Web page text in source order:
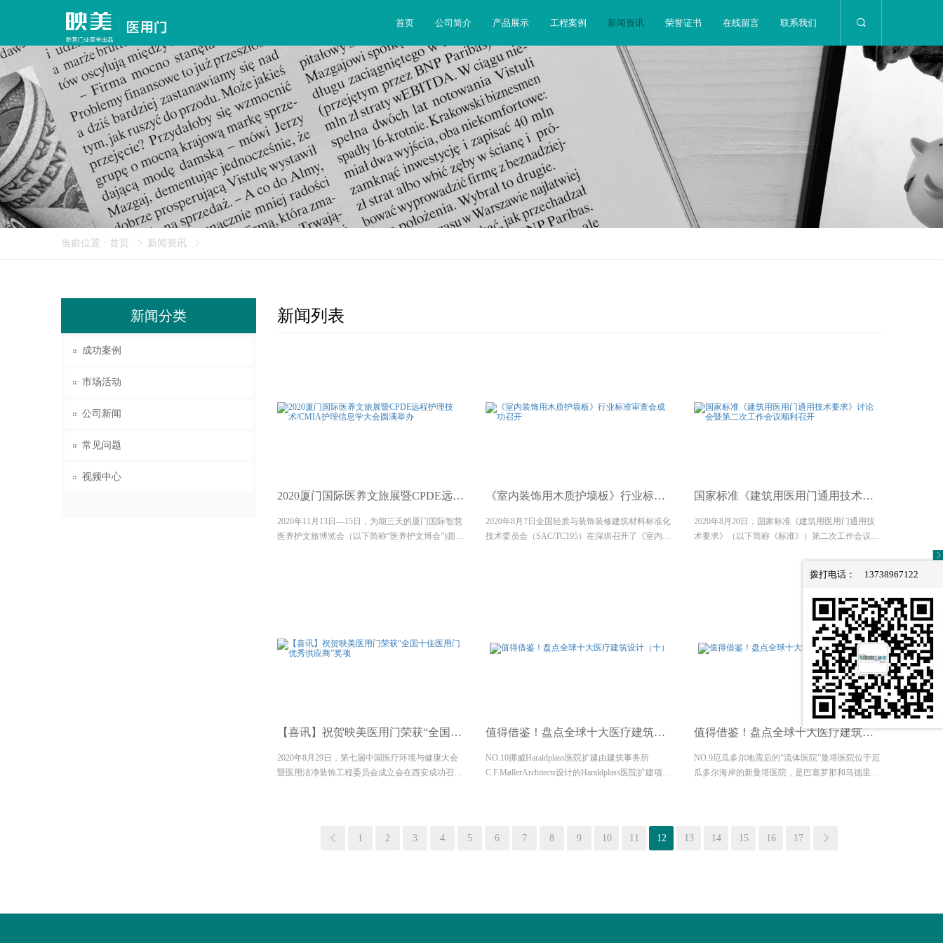
首页 公司简介 产品展示 工程案例 新闻资讯 荣誉证书 在线留言 联系我们
当前位置 : 首页 新闻资讯
新闻分类
成功案例
市场活动
公司新闻
常见问题
视频中心
新闻列表
2020厦门国际医养文旅展暨CPDE远程护理技术/CMIA护理信息学大会圆满举办
2020年11月13日—15日，为期三天的厦门国际智慧
医养护文旅博览会（以下简称“医养护文博会”)圆满
《室内装饰用木质护墙板》行业标准审查会成功召开
2020年8月7日全国轻质与装饰装修建筑材料标准化
技术委员会（SAC/TC195）在深圳召开了《室内装
国家标准《建筑用医用门通用技术要求》讨论会
2020年8月20日，国家标准《建筑用医用门通用技
术要求》（以下简称《标准》）第二次工作会议在
位成员参加，映美医用门作为《标准》起草单位参
【喜讯】祝贺映美医用门荣获“全国十佳医用门优秀供应商”奖项
2020年8月29日，第七届中国医疗环境与健康大会
暨医用洁净装饰工程委员会成立会在西安成功召
值得借鉴！盘点全球十大医疗建筑设计（十）
NO.10挪威Haraldplass医院扩建由建筑事务所
C.F.MøllerArchitects设计的Haraldplass医院扩建项目
值得借鉴！盘点全球十大医疗建筑设计（九）
NO.9厄瓜多尔地震后的“流体医院”曼塔医院位于厄
瓜多尔海岸的新曼塔医院，是巴塞罗那和马德里的
1 2 3 4 5 6 7 8 9 10 11 12 13 14 15 16 17
拨打电话： 13738967122